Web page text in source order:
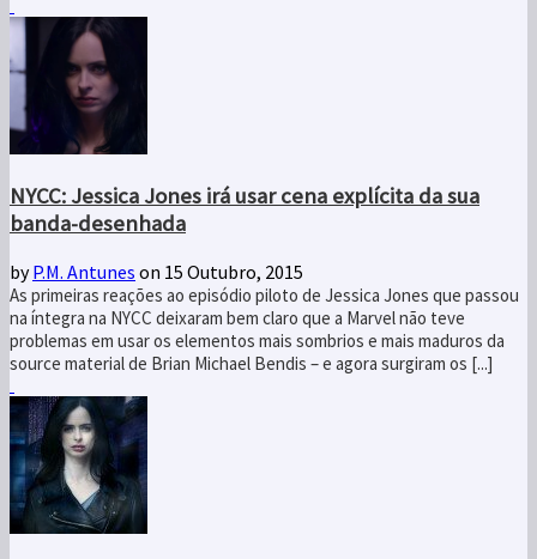
NYCC: Jessica Jones irá usar cena explícita da sua
banda-desenhada
byP.M. Antunes on 15 Outubro, 2015
As primeiras reações ao episódio piloto de Jessica Jones que passou
na íntegra na NYCC deixaram bem claro que a Marvel não teve
problemas em usar os elementos mais sombrios e mais maduros da
source material de Brian Michael Bendis – e agora surgiram os [...]